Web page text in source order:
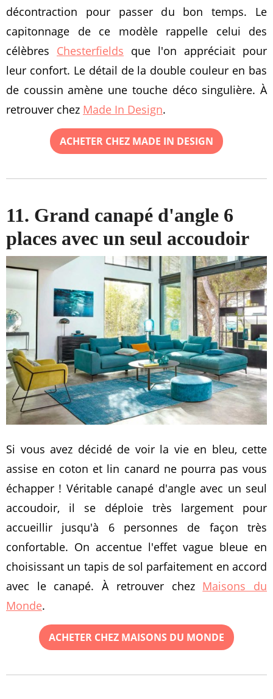
décontraction pour passer du bon temps. Le
capitonnage de ce modèle rappelle celui des
célèbres Chesterfields que l'on appréciait pour
leur confort. Le détail de la double couleur en bas
de coussin amène une touche déco singulière. À
retrouver chez Made In Design.
ACHETER CHEZ MADE IN DESIGN
11. Grand canapé d'angle 6
places avec un seul accoudoir
Si vous avez décidé de voir la vie en bleu, cette
assise en coton et lin canard ne pourra pas vous
échapper ! Véritable canapé d'angle avec un seul
accoudoir, il se déploie très largement pour
accueillir jusqu'à 6 personnes de façon très
confortable. On accentue l'effet vague bleue en
choisissant un tapis de sol parfaitement en accord
avec le canapé. À retrouver chez Maisons du
Monde.
ACHETER CHEZ MAISONS DU MONDE